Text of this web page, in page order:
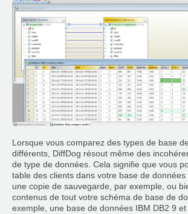
Lorsque vous comparez des types de base
différents, DiffDog résout même des
de type de données. Cela signifie que vous
table des clients dans votre base de données
une copie de sauvegarde, par exemple, ou
contenus de tout votre schéma de base de
exemple, une base de données IBM DB2 9